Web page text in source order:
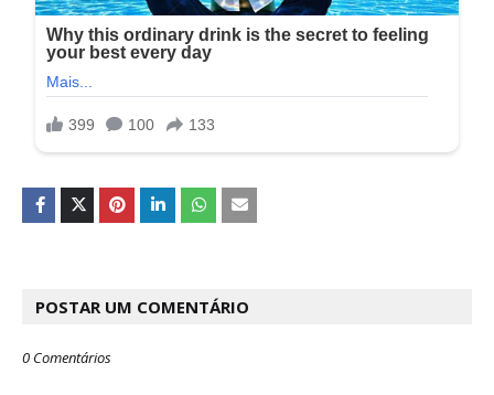
POSTAR UM COMENTÁRIO
0 Comentários